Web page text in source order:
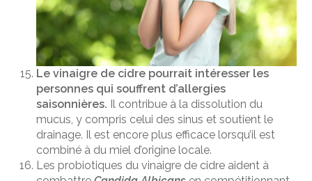
Le vinaigre de cidre pourrait intéresser les
personnes qui souffrent d’allergies
saisonnières. Il contribue à la dissolution du
mucus, y compris celui des sinus et soutient le
drainage. Il est encore plus efficace lorsqu’il est
combiné à du miel d’origine locale.
Les probiotiques du vinaigre de cidre aident à